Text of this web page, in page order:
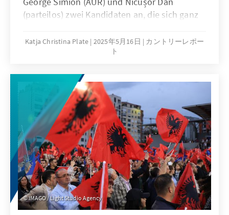
(parteilos) zwei Kandidaten an, die sich ganz
Korruption und Impunität geprägten
„System“ positionieren. Der
bekennender Fan des MAGA-Politikkonzepts
und von Donald Trump, setzt im Wahlkampf
auf Isolationismus, Nationalismus und
Gebietsrevanchismus. Der liberale Nicușor
Dan vertritt das pro-europäische, moderate,
wirtschafts- und reformorientierte Gegenbild
eines weltoffenen Rumäniens. Die Wähler
entscheiden am Sonntag darüber, wer von
beiden ihr nächster Präsident wird.
Katja Christina Plate 2025年5月16日
カントリーレポー
ト
IMAGO / Light Studio Agency